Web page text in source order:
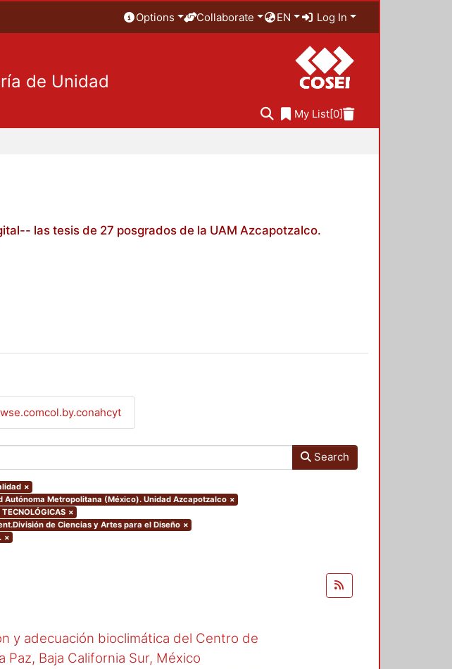
Options Collaborate EN Log In
de Unidad
My List[0]
las tesis de 27 posgrados de la UAM Azcapotzalco.
Search
×
Metropolitana (México). Unidad Azcapotzalco ×
×
de Ciencias y Artes para el Diseño ×
×
y adecuación bioclimática del Centro de
Paz, Baja California Sur, México